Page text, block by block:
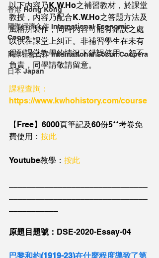
香港 Hong Kong
國際經濟合作 International Economic
Coope
國際社會合作 International Social Coopera
日本 Japan
以下內容乃K.W.Ho之補習教材，於課堂
教授，內容乃配合K.W.Ho之答題方法及
風格所製作，同時內容可能有錯誤之處
以供在課堂上糾正。非補習學生在未有
得到課堂教學的情況下錯誤使用，恕不
負責，同學請敬請留意。
課程查詢：
https://www.kwhohistory.com/course
【Free】6000頁筆記及60份5**考卷免
費使用： 按此
Youtube教學： 按此
原題目題號： DSE-2020-Essay-04
巴黎和約(1919-23)在什麼程度導致了第